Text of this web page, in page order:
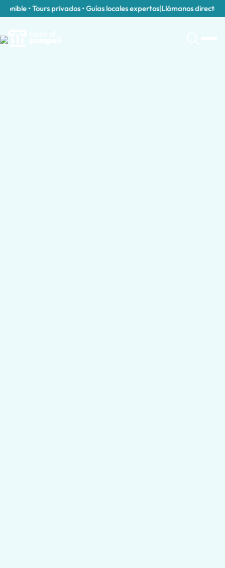
• Tours privados • Guías locales expertos|Llámanos